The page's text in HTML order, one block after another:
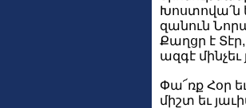
Խոստովա՛ն
զանուն
Քաղցր է
ազգէ
Փա՜ռք Հօր
միշտ եւ